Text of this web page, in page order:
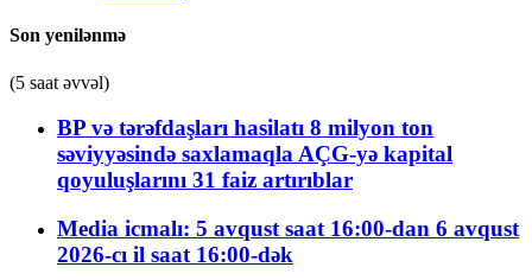
Son yenilənmə
(5 saat əvvəl)
BP və tərəfdaşları hasilatı 8 milyon ton
səviyyəsində saxlamaqla AÇG-yə kapital
qoyuluşlarını 31 faiz artırıblar
Media icmalı: 5 avqust saat 16:00-dan 6 avqust
2026-cı il saat 16:00-dək